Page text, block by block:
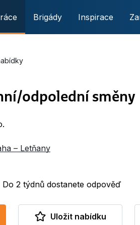
Brigády Inspirace
odpolední směny
– Letňany
týdnů dostanete odpověď
Do 2 týdnů dostanete odpověď
Uložit nabídku